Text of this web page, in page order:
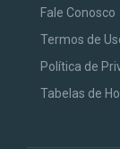
Fale Conosco
Termos de
Política de
Tabelas de